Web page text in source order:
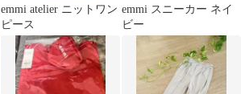
emmi atelier ニットワン
ピース
emmi スニーカー ネイ
ビー